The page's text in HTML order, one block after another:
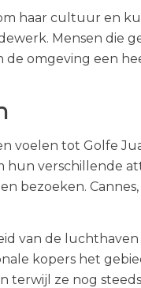
haar cultuur en
Mensen die
de omgeving een
voelen tot Golfe
hun verschillende
bezoeken.
van de luchthaven
kopers het
terwijl ze nog